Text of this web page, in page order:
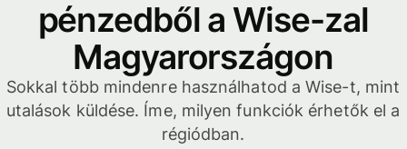
pénzedből a Wise-zal
Magyarországon
Sokkal több mindenre használhatod a Wise-t, mint
utalások küldése. Íme, milyen funkciók érhetők el a
régiódban.